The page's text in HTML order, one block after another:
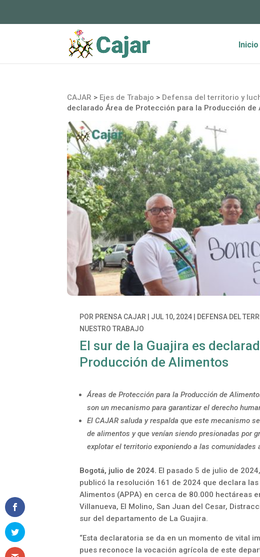
Inicio
CAJAR > Ejes de Trabajo > Defensa del territorio y
declarado Área de Protección para la Producción de
POR PRENSA CAJAR JUL 10, 2024 DEFENSA DEL
NUESTRO TRABAJO
El sur de la Guajira es
Producción de Alimentos
Áreas de Protección para la Producción de
son un mecanismo para garantizar el derecho
El CAJAR saluda y respalda que este mecanismo
de alimentos y que venían siendo presionadas por
explotar el territorio exponiendo a las
Bogotá, julio de 2024. El pasado 5 de julio de
publicó la resolución 161 de 2024 que declara
Alimentos (APPA) en cerca de 80.000 hectáreas
Villanueva, El Molino, San Juan del Cesar,
sur del departamento de La Guajira.
“Esta declaratoria se da en un momento de vital
pues reconoce la vocación agrícola de este